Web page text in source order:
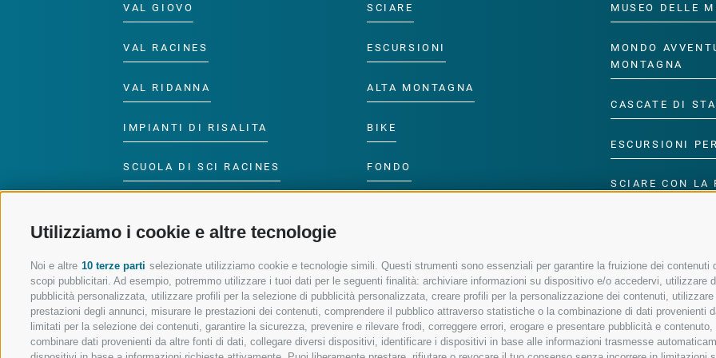
Utilizziamo i cookie e altre tecnologie
Noi e altre 10 terze parti selezionate utilizziamo cookie e tecnologie simili. Questi strumenti sono essenziali per garantire la fruizione dei
scopi pubblicitari. Ad esempio, potremmo utilizzare i tuoi dati per le seguenti finalità: archiviare informazioni su dispositivo e/o accedervi, utilizzare
pubblicità personalizzata, utilizzare profili per la selezione di pubblicità personalizzata, creare profili per la personalizzazione dei contenuti,
prestazioni degli annunci, misurare le prestazioni dei contenuti, comprendere il pubblico attraverso statistiche o la combinazione di dati
limitati per la selezione dei contenuti, garantire la sicurezza, prevenire e rilevare frodi, correggere errori, erogare e presentare pubblicità e
combinare dati provenienti da altre fonti di dati, collegare diversi dispositivi, identificare i dispositivi in base alle informazioni trasmesse
VAL GIOVO
VAL RACINES
VAL RIDANNA
IMPIANTI DI RISALITA
SCUOLA DI SCI RACINES
RACINES
SCIARE
ESCURSIONI
ALTA MONTAGNA
BIKE
FONDO
MUSEO DELLE
MONDO
MONTAGNA
CASCATE DI
ESCURSIONI
SCIARE CON LA
SEGUICI SUI SOCIAL